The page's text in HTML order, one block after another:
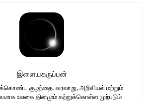
இளையகருப்பன்
குழந்தை. வரலாறு, அறிவியல் மற்றும்
உலகை தினமும் கற்றுக்கொள்ள முற்படும்